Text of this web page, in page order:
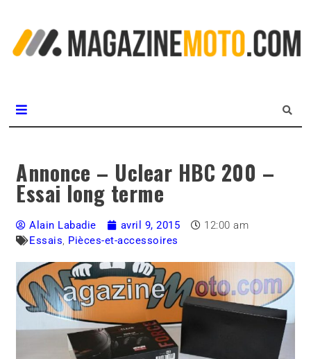
Annonce – Uclear HBC 200 –
Essai long terme
Alain Labadie avril 9, 2015
12:00 am
Essais, Pièces-et-accessoires